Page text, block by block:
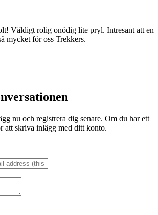
Väldigt rolig onödig lite pryl. Intresant att en
mycket för oss Trekkers.
nu och registrera dig senare. Om du har ett
att skriva inlägg med ditt konto.